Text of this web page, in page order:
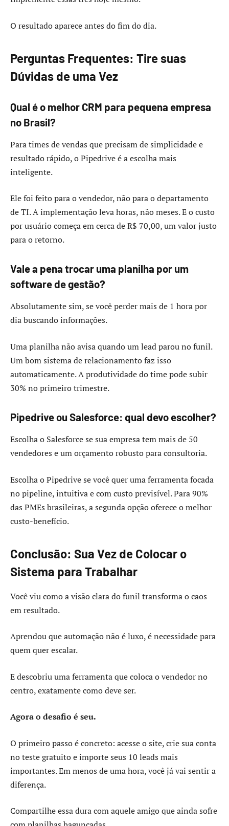
O resultado aparece antes do fim do dia.
Perguntas Frequentes: Tire suas
Dúvidas de uma Vez
Qual é o melhor CRM para pequena empresa
no Brasil?
Para times de vendas que precisam de simplicidade e
resultado rápido, o Pipedrive é a escolha mais
inteligente.
Ele foi feito para o vendedor, não para o departamento
de TI. A implementação leva horas, não meses. E o custo
por usuário começa em cerca de R$ 70,00, um valor justo
para o retorno.
Vale a pena trocar uma planilha por um
software de gestão?
Absolutamente sim, se você perder mais de 1 hora por
dia buscando informações.
Uma planilha não avisa quando um lead parou no funil.
Um bom sistema de relacionamento faz isso
automaticamente. A produtividade do time pode subir
30% no primeiro trimestre.
Pipedrive ou Salesforce: qual devo escolher?
Escolha o Salesforce se sua empresa tem mais de 50
vendedores e um orçamento robusto para consultoria.
Escolha o Pipedrive se você quer uma ferramenta focada
no pipeline, intuitiva e com custo previsível. Para 90%
das PMEs brasileiras, a segunda opção oferece o melhor
custo-benefício.
Conclusão: Sua Vez de Colocar o
Sistema para Trabalhar
Você viu como a visão clara do funil transforma o caos
em resultado.
Aprendou que automação não é luxo, é necessidade para
quem quer escalar.
E descobriu uma ferramenta que coloca o vendedor no
centro, exatamente como deve ser.
Agora o desafio é seu.
O primeiro passo é concreto: acesse o site, crie sua conta
no teste gratuito e importe seus 10 leads mais
importantes. Em menos de uma hora, você já vai sentir a
diferença.
Compartilhe essa dura com aquele amigo que ainda sofre